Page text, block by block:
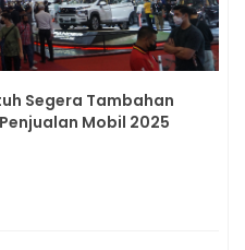
Segera Tambahan
Mobil 2025